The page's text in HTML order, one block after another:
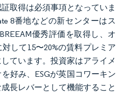
取得は必須事項となっていま
8番地などの新センターはス
優秀評価を取得し、オ
して15〜20%の賃料プレミア
ています。投資家はアライメ
好み、ESGが英国コワーキン
長レバーとして機能すること